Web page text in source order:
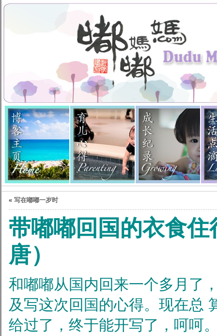
« 写在嘟嘟一岁时
带嘟嘟回国的衣食住
唐）
和嘟嘟从国内回来一个多月了
及写这次回国的心得。现在总
给过了，终于能开写了，呵呵